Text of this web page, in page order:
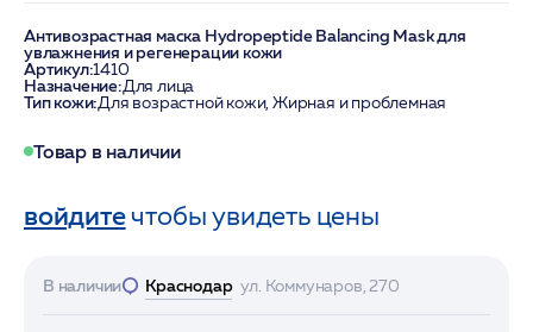
Антивозрастная маска Hydropeptide Balancing Mask для
увлажнения и регенерации кожи
Артикул:1410
Назначение:Для лица
Тип кожи:Для возрастной кожи, Жирная и проблемная
Товар в наличии
войдитечтобы увидеть цены
В наличии Краснодар ул. Коммунаров, 270